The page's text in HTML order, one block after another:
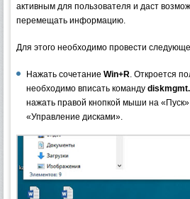
активным для пользователя и даст
перемещать информацию.
Для этого необходимо провести
Нажать сочетание Win+R. Откроется
необходимо вписать команду
нажать правой кнопкой мыши на
«Управление дисками».